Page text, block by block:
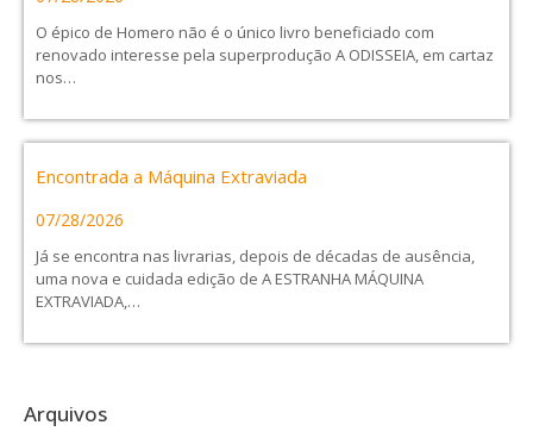
O épico de Homero não é o único livro beneficiado com
renovado interesse pela superprodução A ODISSEIA, em cartaz
nos…
Encontrada a Máquina Extraviada
07/28/2026
Já se encontra nas livrarias, depois de décadas de ausência,
uma nova e cuidada edição de A ESTRANHA MÁQUINA
EXTRAVIADA,…
Arquivos